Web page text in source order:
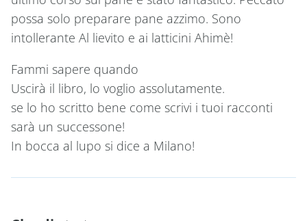
possa solo preparare pane azzimo. Sono
intollerante Al lievito e ai latticini Ahimè!
Fammi sapere quando
Uscirà il libro, lo voglio assolutamente.
se lo ho scritto bene come scrivi i tuoi racconti
sarà un successone!
In bocca al lupo si dice a Milano!